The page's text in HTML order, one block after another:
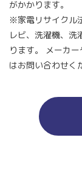
がかかります。
※家電リサイクル
レビ、洗濯機、洗
ります。 メーカ
はお問い合わせく